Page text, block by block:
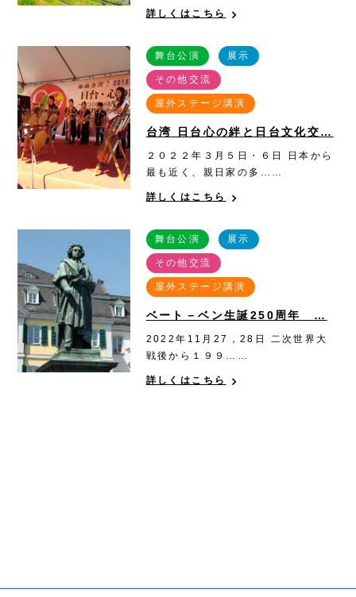
詳しくはこちら
舞台公演 展示
その他交流
屋外ステージ講演
台湾 日台心の絆と日台文化交…
２０２２年３月５日・６日 日本から
最も近く、親日家の多……
詳しくはこちら
舞台公演 展示
その他交流
屋外ステージ講演
ベート－ベン生誕250周年 …
2022年11月27，28日 二次世界大
戦後から１９９……
詳しくはこちら